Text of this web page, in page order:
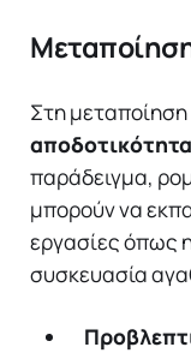
Στη
παράδειγμα,
μπορούν να
εργασίες όπως
συσκευασία